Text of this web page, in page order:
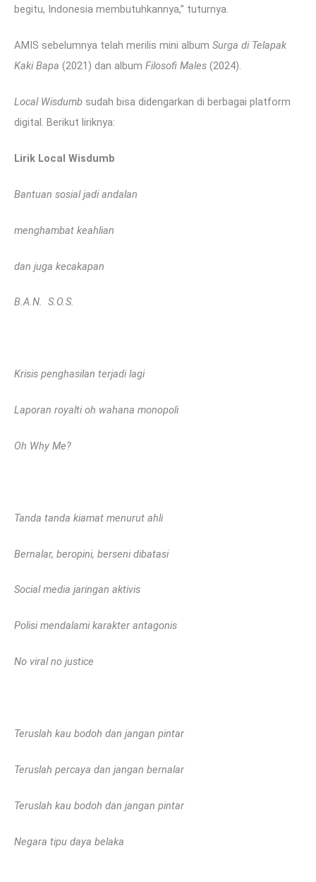
begitu, Indonesia membutuhkannya,” tuturnya.
AMIS sebelumnya telah merilis mini album Surga di Telapak
Kaki Bapa (2021) dan album Filosofi Males (2024).
Local Wisdumb sudah bisa didengarkan di berbagai platform
digital. Berikut liriknya:
Lirik Local Wisdumb
Bantuan sosial jadi andalan
menghambat keahlian
dan juga kecakapan
B.A.N. S.O.S.
Krisis penghasilan terjadi lagi
Laporan royalti oh wahana monopoli
Oh Why Me?
Tanda tanda kiamat menurut ahli
Bernalar, beropini, berseni dibatasi
Social media jaringan aktivis
Polisi mendalami karakter antagonis
No viral no justice
Teruslah kau bodoh dan jangan pintar
Teruslah percaya dan jangan bernalar
Teruslah kau bodoh dan jangan pintar
Negara tipu daya belaka